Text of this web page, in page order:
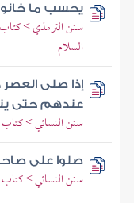
يحسب ما
سنن الترمذي > كتاب
السلام
إذا صلى
عندهم حتى
سنن النسائي > كتاب
صلوا على
سنن النسائي >